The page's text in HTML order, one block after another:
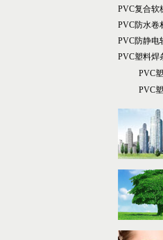
PVC复合软
PVC防水卷
PVC防静电
PVC塑料焊
PVC
PVC